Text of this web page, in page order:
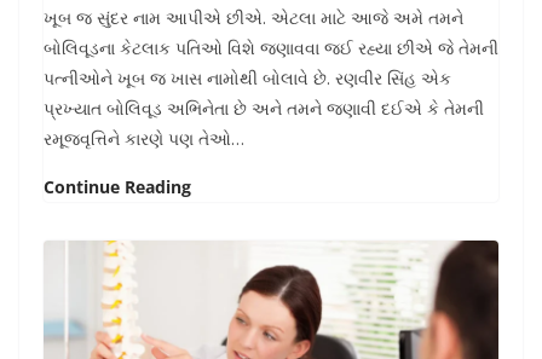
ખૂબ જ સુંદર નામ આપીએ છીએ. એટલા માટે આજે અમે તમને
બોલિવૂડના કેટલાક પતિઓ વિશે જણાવવા જઈ રહ્યા છીએ જે તેમની
પત્નીઓને ખૂબ જ ખાસ નામોથી બોલાવે છે. રણવીર સિંહ એક
પ્રખ્યાત બોલિવૂડ અભિનેતા છે અને તમને જણાવી દઈએ કે તેમની
રમૂજવૃત્તિને કારણે પણ તેઓ…
Continue Reading